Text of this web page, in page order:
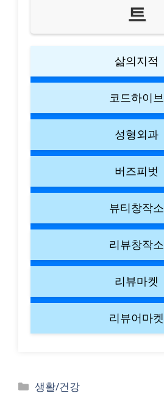
트
삶의지적
코드하이브
성형외과
버즈피벗
뷰티창작소
리뷰창작소
리뷰마켓
리뷰어마켓
Categories
생활/건강